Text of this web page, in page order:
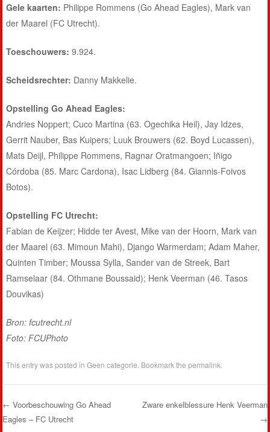
Gele kaarten: Philippe Rommens (Go Ahead Eagles), Mark van
der Maarel (FC Utrecht).
Toeschouwers: 9.924.
Scheidsrechter: Danny Makkelie.
Opstelling Go Ahead Eagles:
Andries Noppert; Cuco Martina (63. Ogechika Heil), Jay Idzes,
Gerrit Nauber, Bas Kuipers; Luuk Brouwers (62. Boyd Lucassen),
Mats Deijl, Philippe Rommens, Ragnar Oratmangoen; Iñigo
Córdoba (85. Marc Cardona), Isac Lidberg (84. Giannis-Foivos
Botos).
Opstelling FC Utrecht:
Fabian de Keijzer; Hidde ter Avest, Mike van der Hoorn, Mark van
der Maarel (63. Mimoun Mahi), Django Warmerdam; Adam Maher,
Quinten Timber; Moussa Sylla, Sander van de Streek, Bart
Ramselaar (84. Othmane Boussaid); Henk Veerman (46. Tasos
Douvikas)
Bron: fcutrecht.nl
Foto: FCUPhoto
This entry was posted inGeen categorie . Bookmark thepermalink
← Voorbeschouwing Go Ahead
Eagles – FC Utrecht
Zware enkelblessure Henk Veerman
→